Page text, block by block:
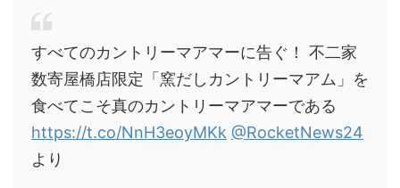
すべてのカントリーマアマーに告ぐ！ 不二家
数寄屋橋店限定「窯だしカントリーマアム」を
食べてこそ真のカントリーマアマーである
https://t.co/NnH3eoyMKk @RocketNews24
より